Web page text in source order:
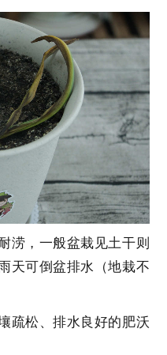
涝，一般盆栽见土干则
天可倒盆排水（地栽不
疏松、排水良好的肥沃